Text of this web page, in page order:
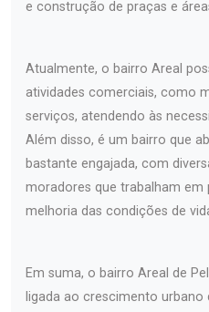
e construção de praças e
Atualmente, o bairro Areal
atividades comerciais, como
serviços, atendendo às
Além disso, é um bairro que
bastante engajada, com
moradores que trabalham
melhoria das condições de
Em suma, o bairro Areal de
ligada ao crescimento urbano